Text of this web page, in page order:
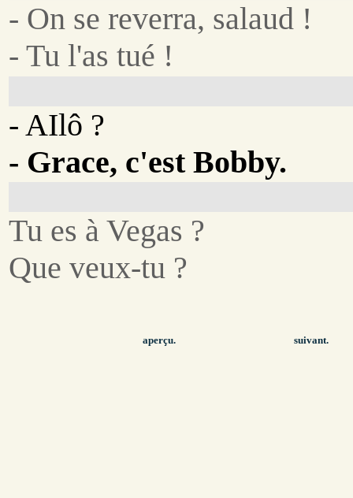
- On se reverra, salaud !
- Tu l'as tué !
- AIlô ?
- Grace, c'est Bobby.
Tu es à Vegas ?
Que veux-tu ?
aperçu. suivant.